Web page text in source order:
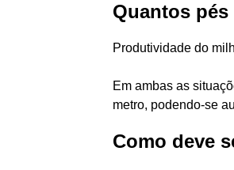
Quantos
Produtividade do
Em ambas as
metro, podendo-se
Como deve